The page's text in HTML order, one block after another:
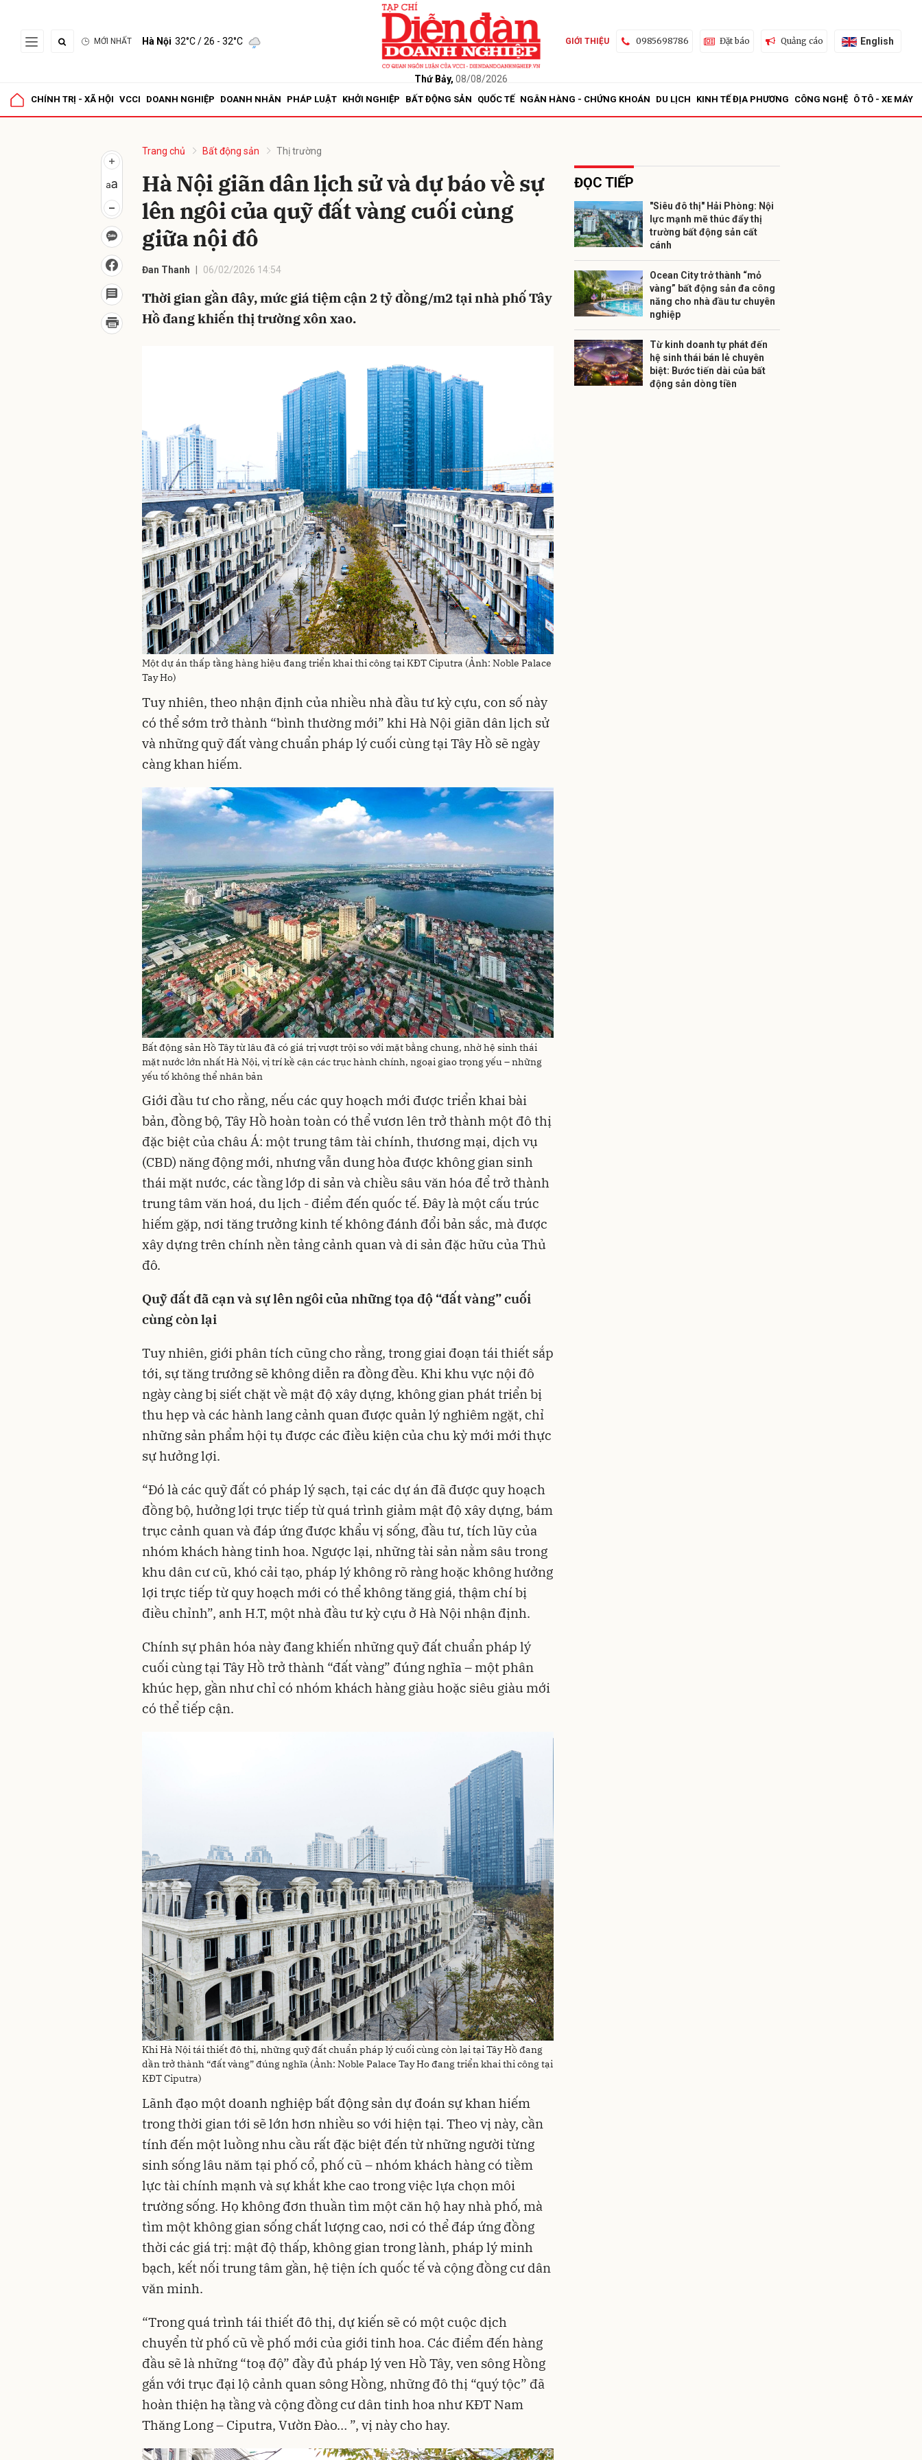
MỚI NHẤT Hà Nội 32°C/ 26 - 32°C
Thứ Bảy, 08/08/2026
GIỚI THIỆU 0985698786 Đặt báo Quảng cáo English
CHÍNH TRỊ - XÃ HỘI VCCI DOANH NGHIỆP DOANH NHÂN PHÁP LUẬT KHỞI NGHIỆP BẤT ĐỘNG SẢN QUỐC TẾ NGÂN HÀNG - CHỨNG KHOÁN DU LỊCH KINH TẾ ĐỊA PHƯƠNG CÔNG NGHỆ Ô TÔ - XE MÁY
Trang chủ Bất động sản Thị trường
Hà Nội giãn dân lịch sử và dự báo về sự
lên ngôi của quỹ đất vàng cuối cùng
giữa nội đô
Đan Thanh 06/02/2026 14:54
Thời gian gần đây, mức giá tiệm cận 2 tỷ đồng/m2 tại nhà phố Tây
Hồ đang khiến thị trường xôn xao.
Một dự án thấp tầng hàng hiệu đang triển khai thi công tại KĐT Ciputra (Ảnh: Noble Palace
Tay Ho)
Tuy nhiên, theo nhận định của nhiều nhà đầu tư kỳ cựu, con số này
có thể sớm trở thành “bình thường mới” khi Hà Nội giãn dân lịch sử
và những quỹ đất vàng chuẩn pháp lý cuối cùng tại Tây Hồ sẽ ngày
càng khan hiếm.
Bất động sản Hồ Tây từ lâu đã có giá trị vượt trội so với mặt bằng chung, nhờ hệ sinh thái
mặt nước lớn nhất Hà Nội, vị trí kề cận các trục hành chính, ngoại giao trọng yếu – những
yếu tố không thể nhân bản
Giới đầu tư cho rằng, nếu các quy hoạch mới được triển khai bài
bản, đồng bộ, Tây Hồ hoàn toàn có thể vươn lên trở thành một đô thị
đặc biệt của châu Á: một trung tâm tài chính, thương mại, dịch vụ
(CBD) năng động mới, nhưng vẫn dung hòa được không gian sinh
thái mặt nước, các tầng lớp di sản và chiều sâu văn hóa để trở thành
trung tâm văn hoá, du lịch - điểm đến quốc tế. Đây là một cấu trúc
hiếm gặp, nơi tăng trưởng kinh tế không đánh đổi bản sắc, mà được
xây dựng trên chính nền tảng cảnh quan và di sản đặc hữu của Thủ
đô.
Quỹ đất đã cạn và sự lên ngôi của những tọa độ “đất vàng” cuối
cùng còn lại
Tuy nhiên, giới phân tích cũng cho rằng, trong giai đoạn tái thiết sắp
tới, sự tăng trưởng sẽ không diễn ra đồng đều. Khi khu vực nội đô
ngày càng bị siết chặt về mật độ xây dựng, không gian phát triển bị
thu hẹp và các hành lang cảnh quan được quản lý nghiêm ngặt, chỉ
những sản phẩm hội tụ được các điều kiện của chu kỳ mới mới thực
sự hưởng lợi.
“Đó là các quỹ đất có pháp lý sạch, tại các dự án đã được quy hoạch
đồng bộ, hưởng lợi trực tiếp từ quá trình giảm mật độ xây dựng, bám
trục cảnh quan và đáp ứng được khẩu vị sống, đầu tư, tích lũy của
nhóm khách hàng tinh hoa. Ngược lại, những tài sản nằm sâu trong
khu dân cư cũ, khó cải tạo, pháp lý không rõ ràng hoặc không hưởng
lợi trực tiếp từ quy hoạch mới có thể không tăng giá, thậm chí bị
điều chỉnh”, anh H.T, một nhà đầu tư kỳ cựu ở Hà Nội nhận định.
Chính sự phân hóa này đang khiến những quỹ đất chuẩn pháp lý
cuối cùng tại Tây Hồ trở thành “đất vàng” đúng nghĩa – một phân
khúc hẹp, gần như chỉ có nhóm khách hàng giàu hoặc siêu giàu mới
có thể tiếp cận.
Khi Hà Nội tái thiết đô thị, những quỹ đất chuẩn pháp lý cuối cùng còn lại tại Tây Hồ đang
dần trở thành “đất vàng” đúng nghĩa (Ảnh: Noble Palace Tay Ho đang triển khai thi công tại
KĐT Ciputra)
Lãnh đạo một doanh nghiệp bất động sản dự đoán sự khan hiếm
trong thời gian tới sẽ lớn hơn nhiều so với hiện tại. Theo vị này, cần
tính đến một luồng nhu cầu rất đặc biệt đến từ những người từng
sinh sống lâu năm tại phố cổ, phố cũ – nhóm khách hàng có tiềm
lực tài chính mạnh và sự khắt khe cao trong việc lựa chọn môi
trường sống. Họ không đơn thuần tìm một căn hộ hay nhà phố, mà
tìm một không gian sống chất lượng cao, nơi có thể đáp ứng đồng
thời các giá trị: mật độ thấp, không gian trong lành, pháp lý minh
bạch, kết nối trung tâm gần, hệ tiện ích quốc tế và cộng đồng cư dân
văn minh.
“Trong quá trình tái thiết đô thị, dự kiến sẽ có một cuộc dịch
chuyển từ phố cũ về phố mới của giới tinh hoa. Các điểm đến hàng
đầu sẽ là những “toạ độ” đầy đủ pháp lý ven Hồ Tây, ven sông Hồng
gắn với trục đại lộ cảnh quan sông Hồng, những đô thị “quý tộc” đã
hoàn thiện hạ tầng và cộng đồng cư dân tinh hoa như KĐT Nam
Thăng Long – Ciputra, Vườn Đào… ”, vị này cho hay.
ĐỌC TIẾP
"Siêu đô thị" Hải Phòng: Nội
lực mạnh mẽ thúc đẩy thị
trường bất động sản cất
cánh
Ocean City trở thành “mỏ
vàng” bất động sản đa công
năng cho nhà đầu tư chuyên
nghiệp
Từ kinh doanh tự phát đến
hệ sinh thái bán lẻ chuyên
biệt: Bước tiến dài của bất
động sản dòng tiền
Gửi